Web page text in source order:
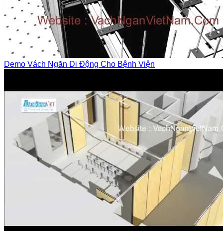
Demo Vách Ngăn Di Động Cho Bệnh Viện